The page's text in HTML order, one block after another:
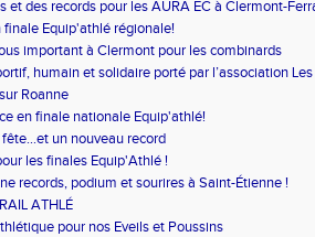
et des records pour les AURA EC à Clermont-
finale Equip'athlé régionale!
important à Clermont pour les combinards
humain et solidaire porté par l’association
Roanne
en finale nationale Equip'athlé!
un nouveau record
les finales Equip'Athlé !
records, podium et sourires à Saint-Étienne !
ATHLÉ
pour nos Eveils et Poussins